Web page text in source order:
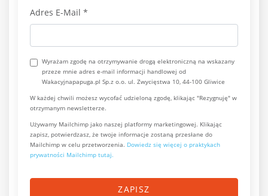
Adres E-Mail *
Wyrażam zgodę na otrzymywanie drogą elektroniczną na wskazany
przeze mnie adres e-mail informacji handlowej od
Wakacyjnapapuga.pl Sp.z o.o. ul. Zwycięstwa 10, 44-100 Gliwice
W każdej chwili możesz wycofać udzieloną zgodę, klikając "Rezygnuję" w
otrzymanym newsletterze.
Używamy Mailchimp jako naszej platformy marketingowej. Klikając
zapisz, potwierdzasz, że twoje informacje zostaną przesłane do
Mailchimp w celu przetworzenia. Dowiedz się więcej o praktykach
prywatności Mailchimp tutaj.
ZAPISZ